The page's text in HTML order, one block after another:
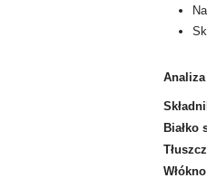
Analiza
Białko